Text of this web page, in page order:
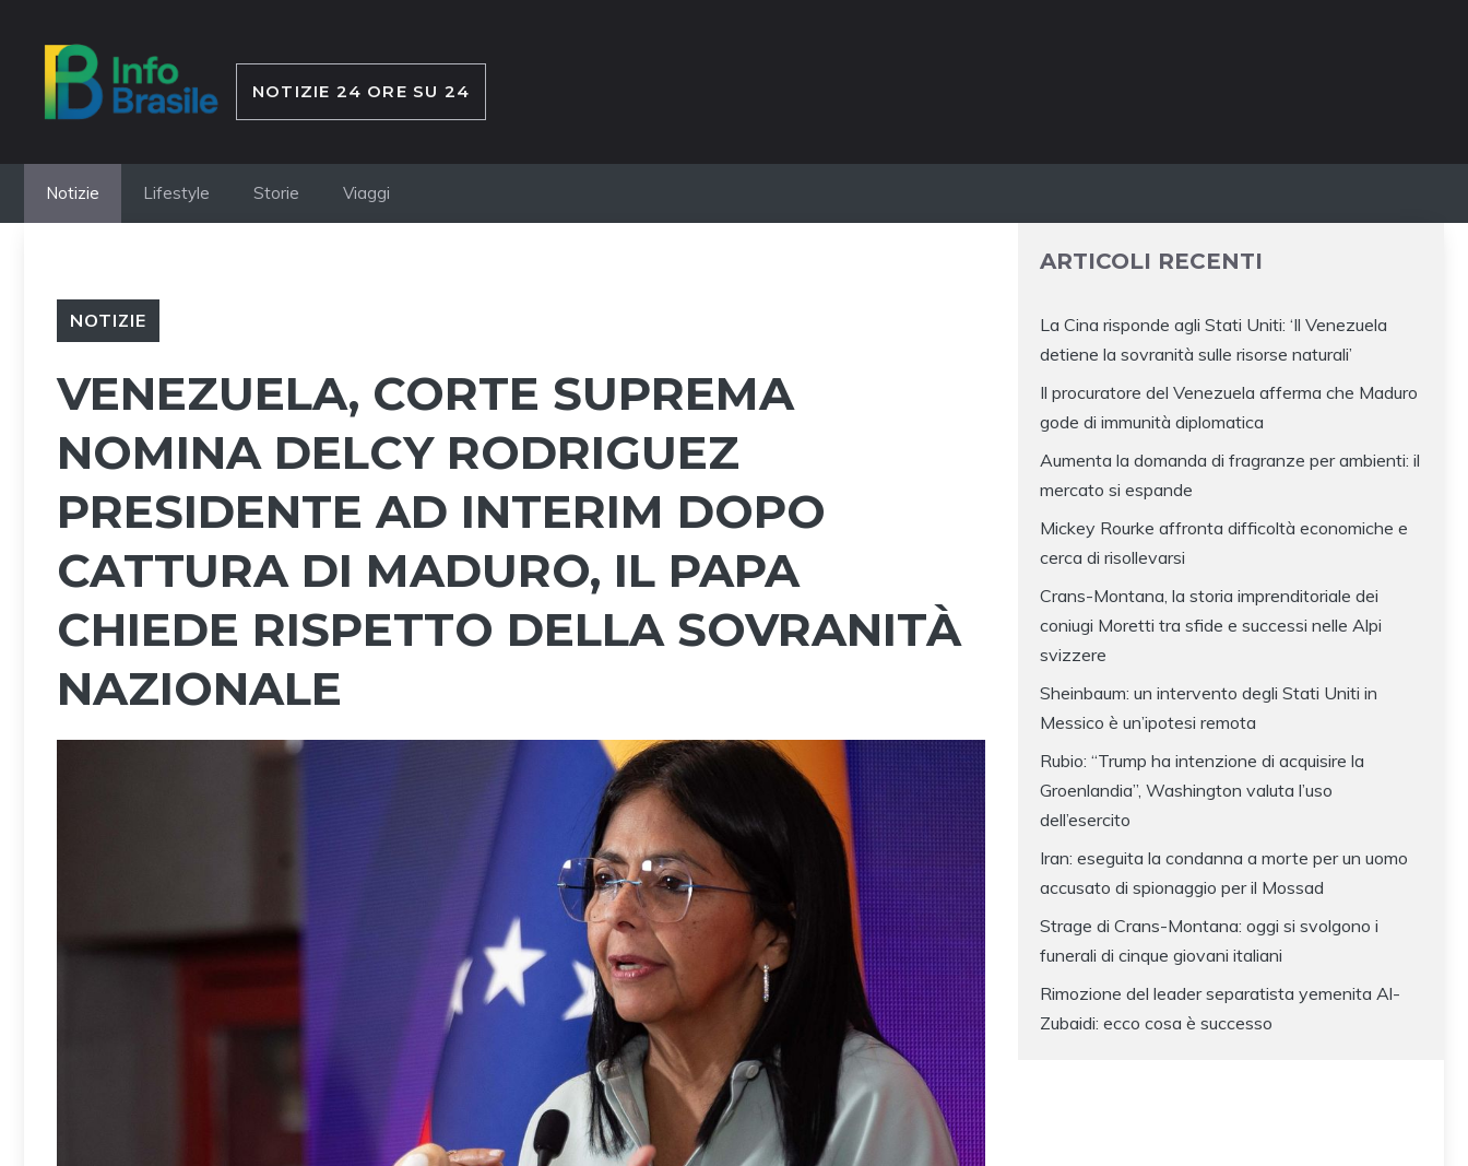
contenuto
NOTIZIE 24 ORE SU 24
Notizie Lifestyle Storie Viaggi
NOTIZIE
VENEZUELA, CORTE SUPREMA
NOMINA DELCY RODRIGUEZ
PRESIDENTE AD INTERIM DOPO
CATTURA DI MADURO, IL PAPA
CHIEDE RISPETTO DELLA SOVRANITÀ
NAZIONALE
ARTICOLI RECENTI
La Cina risponde agli Stati Uniti: ‘Il Venezuela
detiene la sovranità sulle risorse naturali’
Il procuratore del Venezuela afferma che Maduro
gode di immunità diplomatica
Aumenta la domanda di fragranze per ambienti: il
mercato si espande
Mickey Rourke affronta difficoltà economiche e
cerca di risollevarsi
Crans-Montana, la storia imprenditoriale dei
coniugi Moretti tra sfide e successi nelle Alpi
svizzere
Sheinbaum: un intervento degli Stati Uniti in
Messico è un’ipotesi remota
Rubio: “Trump ha intenzione di acquisire la
Groenlandia”, Washington valuta l’uso
dell’esercito
Iran: eseguita la condanna a morte per un uomo
accusato di spionaggio per il Mossad
Strage di Crans-Montana: oggi si svolgono i
funerali di cinque giovani italiani
Rimozione del leader separatista yemenita Al-
Zubaidi: ecco cosa è successo